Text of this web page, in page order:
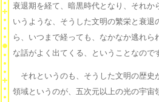
衰退期を経て、暗黒時代となり、それか
いうような、そうした文明の繁栄と衰退
ら、いつまで経っても、なかなか逃れら
な話がよく出てくる、ということなので
それというのも、そうした文明の歴史
領域というのが、五次元以上の光の宇宙